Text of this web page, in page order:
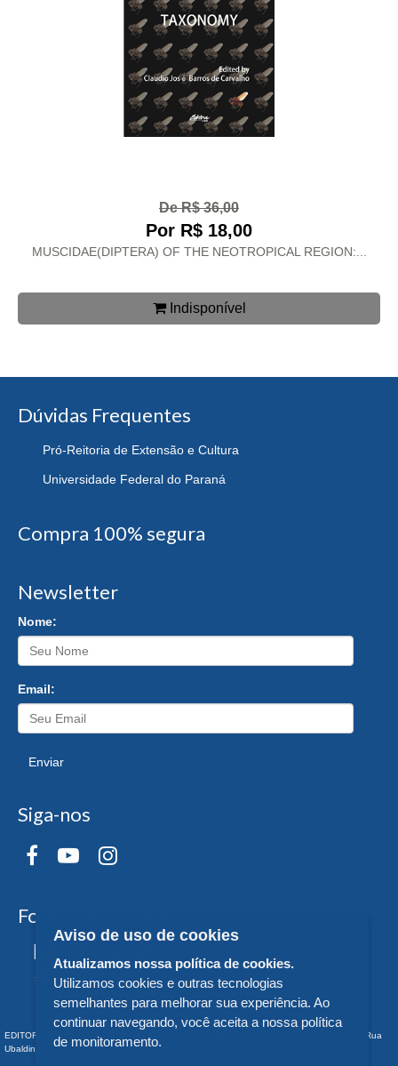
De R$ 36,00
Por R$ 18,00
MUSCIDAE(DIPTERA) OF THE NEOTROPICAL REGION:...
Indisponível
Dúvidas Frequentes
Pró-Reitoria de Extensão e Cultura
Universidade Federal do Paraná
Compra 100% segura
Newsletter
Nome:
Email:
Enviar
Siga-nos
Formas de Pagamento
EDITORA DA UNIVERSIDADE FEDERAL DO PARANÁ - CNPJ n° 75.095.679/0011-10 - Rua
Ubaldino do Amaral, 321 - Alto da Glória - - PR
Aviso de uso de cookies
Atualizamos nossa política de cookies.
Utilizamos cookies e outras tecnologias
semelhantes para melhorar sua experiência. Ao
continuar navegando, você aceita a nossa política
de monitoramento.